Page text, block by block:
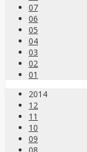
07
06
05
04
03
02
01
2014
12
11
10
09